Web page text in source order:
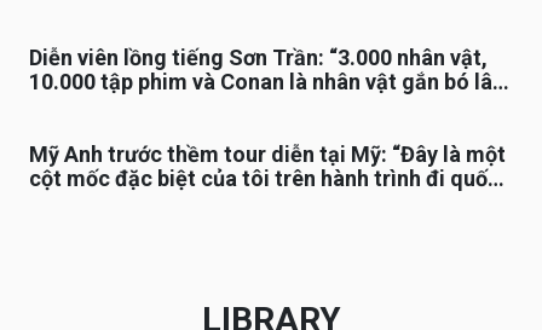
Diễn viên lồng tiếng Sơn Trần: “3.000 nhân vật,
10.000 tập phim và Conan là nhân vật gắn bó lâu
Mỹ Anh trước thềm tour diễn tại Mỹ: “Đây là một
cột mốc đặc biệt của tôi trên hành trình đi quốc
LIBRARY